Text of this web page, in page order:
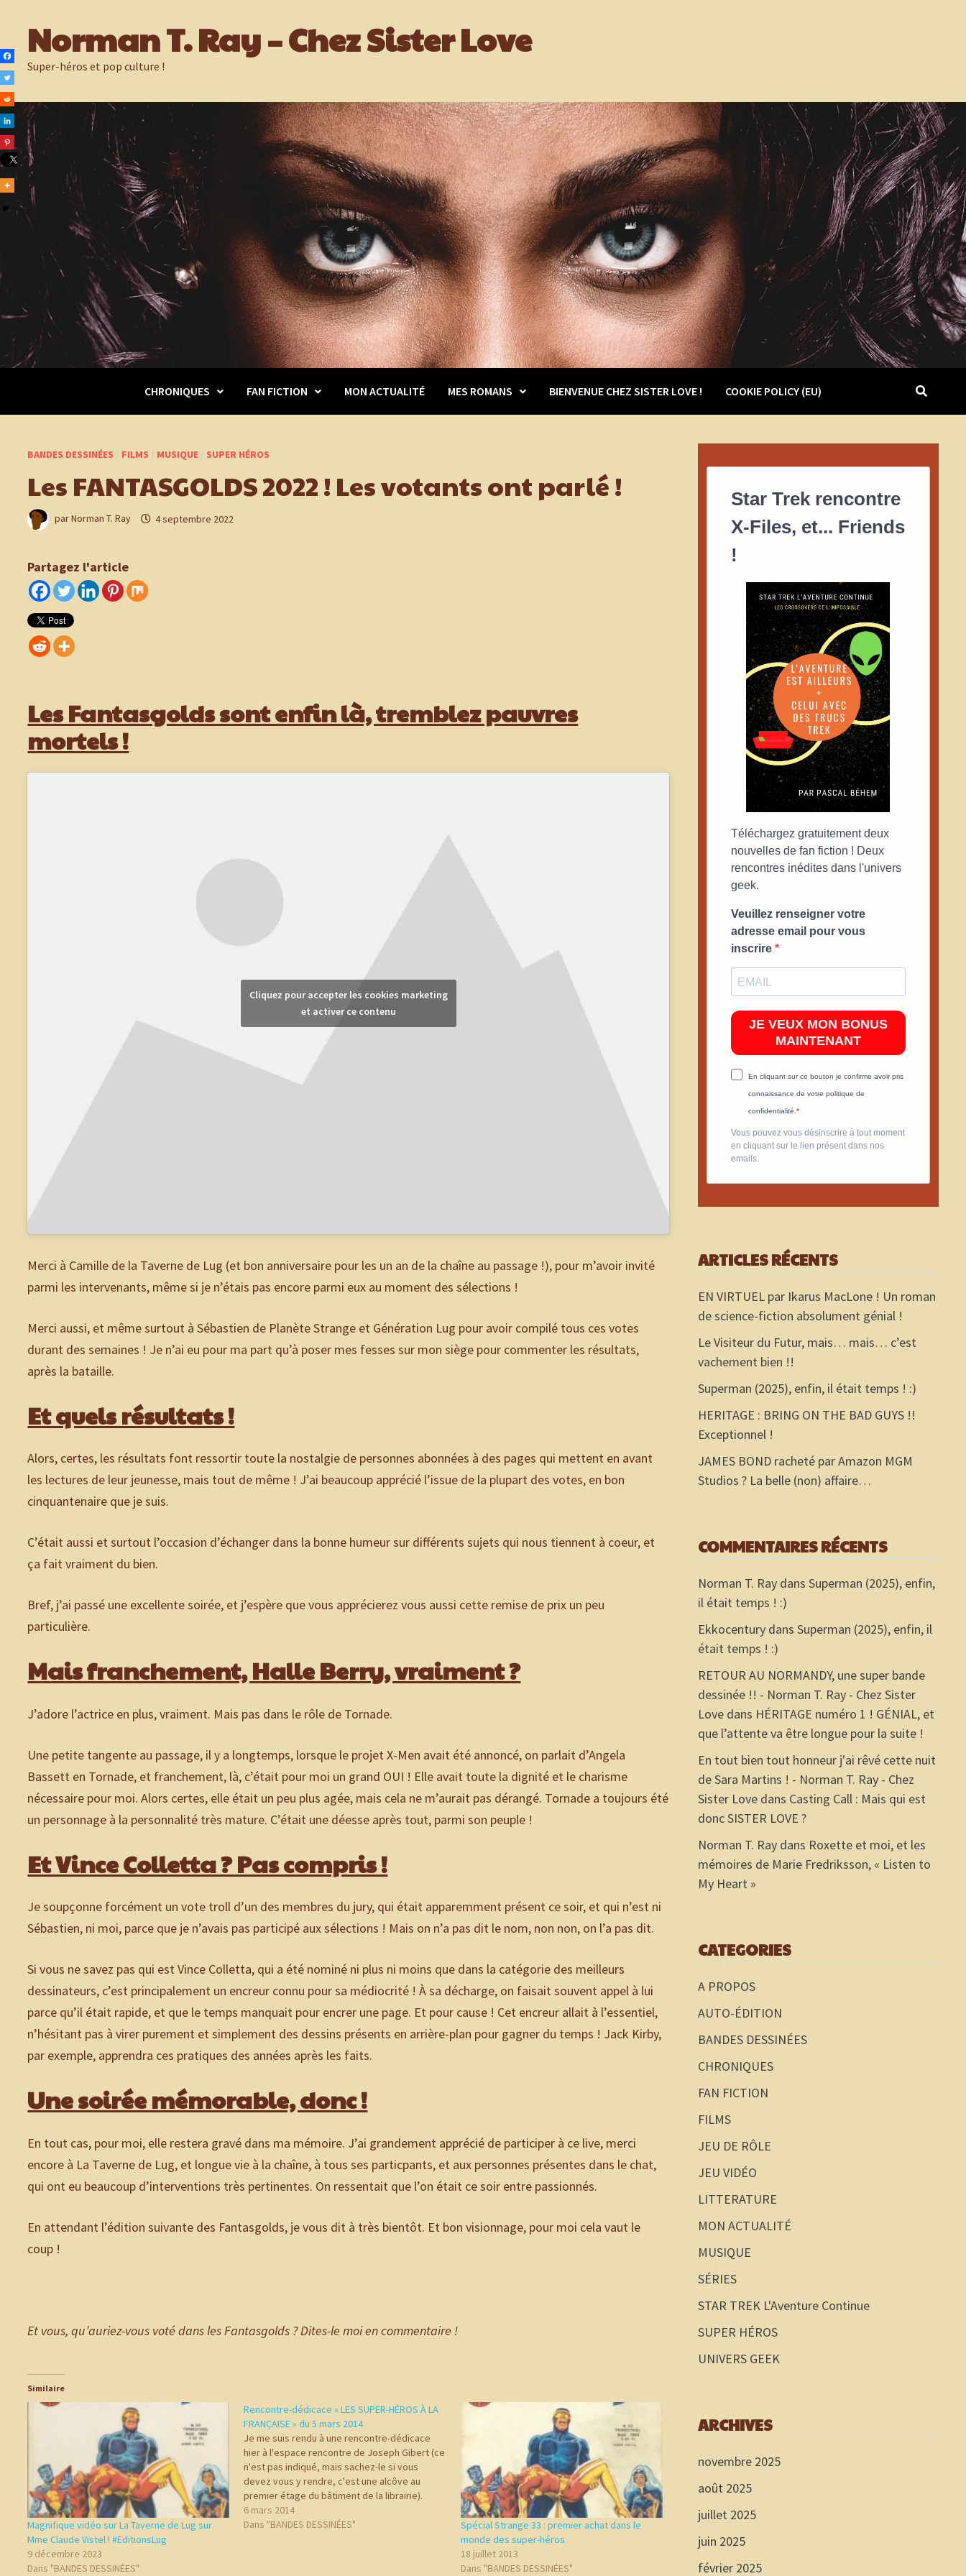
contenuNorman T. Ray – Chez Sister Love
Super-héros et pop culture !
CHRONIQUES FAN FICTION MON ACTUALITÉ MES ROMANS BIENVENUE CHEZ SISTER LOVE ! COOKIE POLICY (EU)
BANDES DESSINÉES / FILMS / MUSIQUE / SUPER HÉROS
Les FANTASGOLDS 2022 ! Les votants ont parlé !
parNorman T. Ray 4 septembre 2022
Partagez l'article
Les Fantasgolds sont enfin là, tremblez pauvres
mortels !
Cliquez pour accepter les cookies marketing
et activer ce contenu
Merci à Camille de la Taverne de Lug (et bon anniversaire pour les un an de la chaîne au passage !), pour m’avoir invité
parmi les intervenants, même si je n’étais pas encore parmi eux au moment des sélections !
Merci aussi, et même surtout à Sébastien de Planète Strange et Génération Lug pour avoir compilé tous ces votes
durant des semaines ! Je n’ai eu pour ma part qu’à poser mes fesses sur mon siège pour commenter les résultats,
après la bataille.
Et quels résultats !
Alors, certes, les résultats font ressortir toute la nostalgie de personnes abonnées à des pages qui mettent en avant
les lectures de leur jeunesse, mais tout de même ! J’ai beaucoup apprécié l’issue de la plupart des votes, en bon
cinquantenaire que je suis.
C’était aussi et surtout l’occasion d’échanger dans la bonne humeur sur différents sujets qui nous tiennent à coeur, et
ça fait vraiment du bien.
Bref, j’ai passé une excellente soirée, et j’espère que vous apprécierez vous aussi cette remise de prix un peu
particulière.
Mais franchement, Halle Berry, vraiment ?
J’adore l’actrice en plus, vraiment. Mais pas dans le rôle de Tornade.
Une petite tangente au passage, il y a longtemps, lorsque le projet X-Men avait été annoncé, on parlait d’Angela
Bassett en Tornade, et franchement, là, c’était pour moi un grand OUI ! Elle avait toute la dignité et le charisme
nécessaire pour moi. Alors certes, elle était un peu plus agée, mais cela ne m’aurait pas dérangé. Tornade a toujours été
un personnage à la personnalité très mature. C’était une déesse après tout, parmi son peuple !
Et Vince Colletta ? Pas compris !
Je soupçonne forcément un vote troll d’un des membres du jury, qui était apparemment présent ce soir, et qui n’est ni
Sébastien, ni moi, parce que je n’avais pas participé aux sélections ! Mais on n’a pas dit le nom, non non, on l’a pas dit.
Si vous ne savez pas qui est Vince Colletta, qui a été nominé ni plus ni moins que dans la catégorie des meilleurs
dessinateurs, c’est principalement un encreur connu pour sa médiocrité ! À sa décharge, on faisait souvent appel à lui
parce qu’il était rapide, et que le temps manquait pour encrer une page. Et pour cause ! Cet encreur allait à l’essentiel,
n’hésitant pas à virer purement et simplement des dessins présents en arrière-plan pour gagner du temps ! Jack Kirby,
par exemple, apprendra ces pratiques des années après les faits.
Une soirée mémorable, donc !
En tout cas, pour moi, elle restera gravé dans ma mémoire. J’ai grandement apprécié de participer à ce live, merci
encore à La Taverne de Lug, et longue vie à la chaîne, à tous ses particpants, et aux personnes présentes dans le chat,
qui ont eu beaucoup d’interventions très pertinentes. On ressentait que l’on était ce soir entre passionnés.
En attendant l’édition suivante des Fantasgolds, je vous dit à très bientôt. Et bon visionnage, pour moi cela vaut le
coup !
Et vous, qu’auriez-vous voté dans les Fantasgolds ? Dites-le moi en commentaire !
Similaire
Magnifique vidéo sur La Taverne de Lug sur
Mme Claude Vistel ! #EditionsLug
9 décembre 2023
Dans "BANDES DESSINÉES"
Rencontre-dédicace « LES SUPER-HÉROS À LA
FRANÇAISE » du 5 mars 2014
Je me suis rendu à une rencontre-dédicace
hier à l'espace rencontre de Joseph Gibert (ce
n'est pas indiqué, mais sachez-le si vous
devez vous y rendre, c'est une alcôve au
premier étage du bâtiment de la librairie).
Etaient présent Romain d'Huissier,
scénariste, écrivain et auteur de jeu de rôle
6 mars 2014
Dans "BANDES DESSINÉES"
Spécial Strange 33 : premier achat dans le
monde des super-héros
18 juillet 2013
Dans "BANDES DESSINÉES"
Star Trek rencontre
X-Files, et... Friends
!
Téléchargez gratuitement deux
nouvelles de fan fiction ! Deux
rencontres inédites dans l'univers
geek.
Veuillez renseigner votre
adresse email pour vous
inscrire
JE VEUX MON BONUS
MAINTENANT
En cliquant sur ce bouton je confirme avoir pris
connaissance de votre politique de
confidentialité.
Vous pouvez vous désinscrire à tout moment
en cliquant sur le lien présent dans nos
emails.
ARTICLES RÉCENTS
EN VIRTUEL par Ikarus MacLone ! Un roman
de science-fiction absolument génial !
Le Visiteur du Futur, mais… mais… c’est
vachement bien !!
Superman (2025), enfin, il était temps ! :)
HERITAGE : BRING ON THE BAD GUYS !!
Exceptionnel !
JAMES BOND racheté par Amazon MGM
Studios ? La belle (non) affaire…
COMMENTAIRES RÉCENTS
Norman T. Raydans Superman (2025), enfin,
il était temps ! :)
Ekkocenturydans Superman (2025), enfin, il
était temps ! :)
RETOUR AU NORMANDY, une super bande
dessinée !! - Norman T. Ray - Chez Sister
Lovedans HÉRITAGE numéro 1 ! GÉNIAL, et
que l’attente va être longue pour la suite !
En tout bien tout honneur j'ai rêvé cette nuit
de Sara Martins ! - Norman T. Ray - Chez
Sister Lovedans Casting Call : Mais qui est
donc SISTER LOVE ?
Norman T. Raydans Roxette et moi, et les
mémoires de Marie Fredriksson, « Listen to
My Heart »
CATEGORIES
A PROPOS
AUTO-ÉDITION
BANDES DESSINÉES
CHRONIQUES
FAN FICTION
FILMS
JEU DE RÔLE
JEU VIDÉO
LITTERATURE
MON ACTUALITÉ
MUSIQUE
SÉRIES
STAR TREK L'Aventure Continue
SUPER HÉROS
UNIVERS GEEK
ARCHIVES
novembre 2025
août 2025
juillet 2025
juin 2025
février 2025